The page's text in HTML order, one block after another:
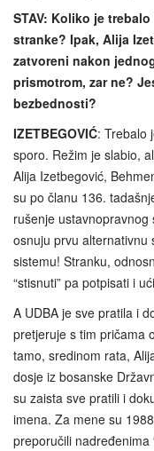
STAV: Koliko je
stranke? Ipak, Alija
zatvoreni nakon
prismotrom, zar ne?
bezbednosti?
IZETBEGOVIĆ: Trebalo
sporo. Režim je slabio,
Alija Izetbegović,
su po članu 136.
rušenje ustavnopravnog
osnuju prvu alternativnu
sistemu! Stranku,
“stisnuti” pa potpisati i
A UDBA je sve pratila i
pretjeruje s tim pričama
tamo, sredinom rata,
dosje iz bosanske
su zaista sve pratili i
imena. Za mene su
preporučili nadređenima